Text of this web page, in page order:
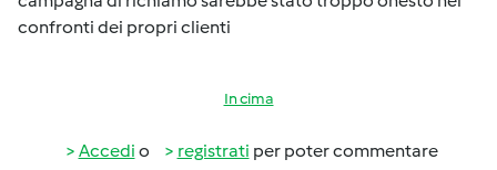
confronti dei propri clienti
In cima
Accedi o registrati per poter commentare